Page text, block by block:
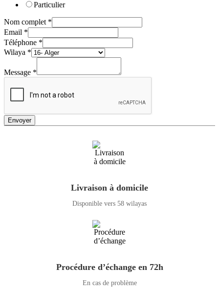
Particulier
Nom complet *
Email *
Téléphone *
Wilaya *
Message *
Envoyer
Livraison à domicile
Disponible vers 58 wilayas
Procédure d’échange en 72h
En cas de problème